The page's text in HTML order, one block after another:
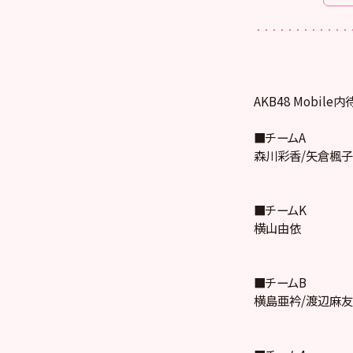
AKB48 Mobile内
■チームA
森川彩香/矢倉楓子
■チームK
横山由依
■チームB
横島亜衿/渡辺麻友